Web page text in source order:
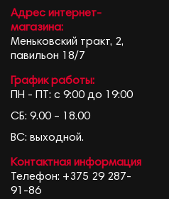
Адрес интернет-
магазина:
Меньковский тракт, 2,
павильон 18/7
График работы:
ПН - ПТ: с 9:00 до 19:00
СБ: 9.00 – 18.00
ВС: выходной.
Контактная информация
Телефон: +375 29 287-
91-86